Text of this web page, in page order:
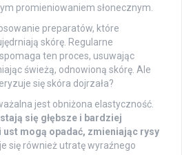
promieniowaniem słonecznym.
preparatów, które
skórę. Regularne
ten proces, usuwając
świeżą, odnowioną skórę. Ale
się skóra dojrzała?
jest obniżona elastyczność.
stają się głębsze i bardziej
ust mogą opadać, zmieniając rysy
się również utratę wyraźnego